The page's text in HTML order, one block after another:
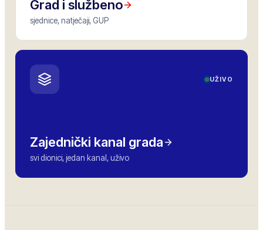
Grad i službeno
sjednice, natječaji, GUP
UŽIVO
Zajednički kanal grada
svi dionici, jedan kanal, uživo